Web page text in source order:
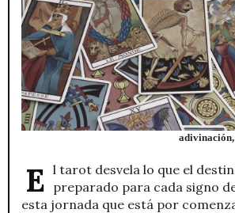
El tarot desvela lo que el destino tiene preparado para cada signo
esta jornada que está por